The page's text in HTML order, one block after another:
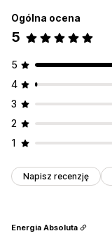
Ogólna ocena
5
5
4
3
2
1
Napisz recenzję
Energia Absoluta